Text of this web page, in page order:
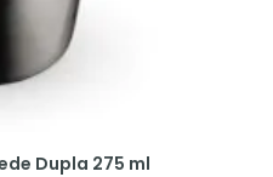
Dupla 275 ml